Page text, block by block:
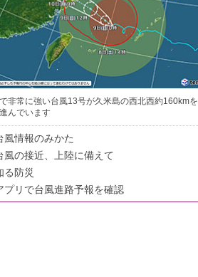
非常に強い台風13号が久米島の西北西約160kmを
んでいます
風情報のみかた
風の接近、上陸に備えて
る防災
プリで台風進路予報を確認